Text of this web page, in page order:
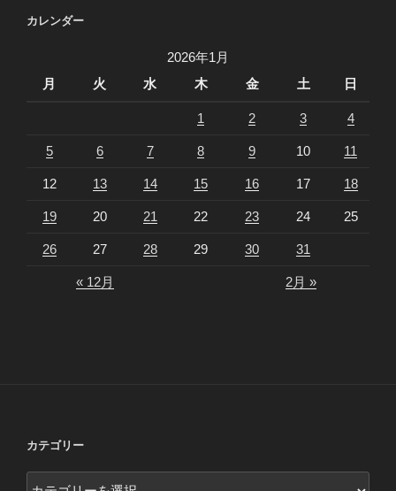
カレンダー
2026年1月
月
火 水 木 金 土 日
1 2 3 4
5 6 7 8 9 10 11
12 13 14 15 16 17 18
19 20 21 22 23 24 25
26 27 28 29 30 31
« 12月 2月 »
カテゴリー